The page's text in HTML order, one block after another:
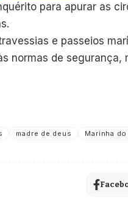
para apurar as
e passeios
normas de segurança,
madre de deus Marinha